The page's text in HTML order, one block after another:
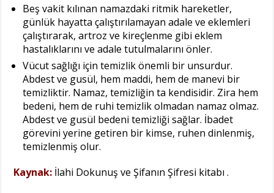
Beş vakit kılınan namazdaki ritmik hareketler,
günlük hayatta çalıştırılamayan adale ve eklemleri
çalıştırarak, artroz ve kireçlenme gibi eklem
hastalıklarını ve adale tutulmalarını önler.
Vücut sağlığı için temizlik önemli bir unsurdur.
Abdest ve gusül, hem maddi, hem de manevi bir
temizliktir. Namaz, temizliğin ta kendisidir. Zira hem
bedeni, hem de ruhi temizlik olmadan namaz olmaz.
Abdest ve gusül bedeni temizliği sağlar. İbadet
görevini yerine getiren bir kimse, ruhen dinlenmiş,
temizlenmiş olur.
Kaynak: İlahi Dokunuş ve Şifanın Şifresi kitabı .